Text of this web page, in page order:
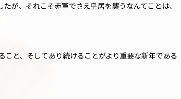
が、それこそ赤軍でさえ皇居を襲うなんてことは、
と、そしてあり続けることがより重要な新年である